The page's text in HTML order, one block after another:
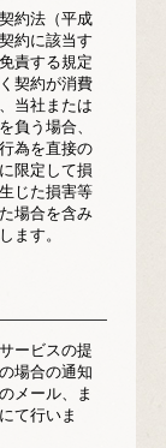
約法（平成
約に該当す
責する規定
契約が消費
当社または
負う場合、
為を直接の
限定して損
じた損害等
場合を含み
ます。
ービスの提
場合の通知
メール、ま
て行いま